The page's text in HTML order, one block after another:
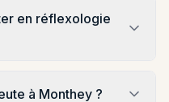
en réflexologie
à Monthey ?